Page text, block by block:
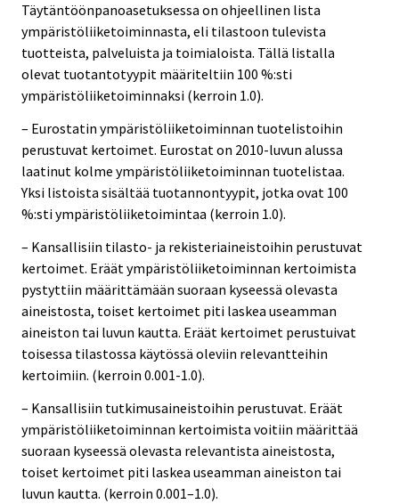
Täytäntöönpanoasetuksessa on ohjeellinen lista
ympäristöliiketoiminnasta, eli tilastoon tulevista
tuotteista, palveluista ja toimialoista. Tällä listalla
olevat tuotantotyypit määriteltiin 100 %:sti
ympäristöliiketoiminnaksi (kerroin 1.0).
– Eurostatin ympäristöliiketoiminnan tuotelistoihin
perustuvat kertoimet. Eurostat on 2010-luvun alussa
laatinut kolme ympäristöliiketoiminnan tuotelistaa.
Yksi listoista sisältää tuotannontyypit, jotka ovat 100
%:sti ympäristöliiketoimintaa (kerroin 1.0).
– Kansallisiin tilasto- ja rekisteriaineistoihin perustuvat
kertoimet. Eräät ympäristöliiketoiminnan kertoimista
pystyttiin määrittämään suoraan kyseessä olevasta
aineistosta, toiset kertoimet piti laskea useamman
aineiston tai luvun kautta. Eräät kertoimet perustuivat
toisessa tilastossa käytössä oleviin relevantteihin
kertoimiin. (kerroin 0.001-1.0).
– Kansallisiin tutkimusaineistoihin perustuvat. Eräät
ympäristöliiketoiminnan kertoimista voitiin määrittää
suoraan kyseessä olevasta relevantista aineistosta,
toiset kertoimet piti laskea useamman aineiston tai
luvun kautta. (kerroin 0.001–1.0).